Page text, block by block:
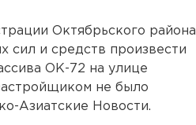
Октябрьского района
сил и средств произвести
ОК-72 на улице
не было
Азиатские Новости.